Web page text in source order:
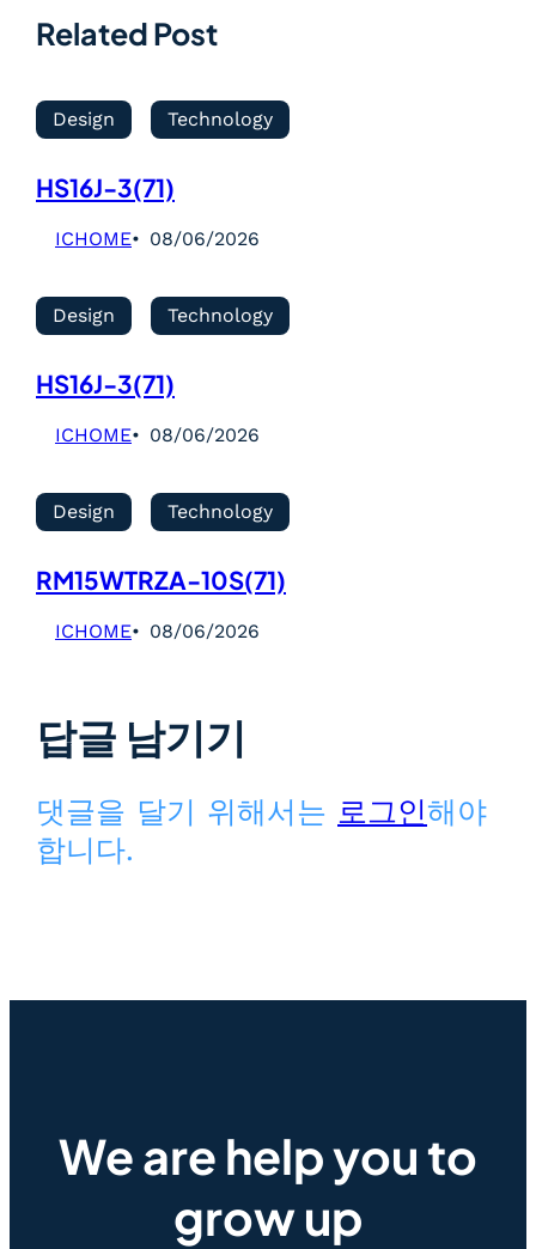
Related Post
Design Technology
HS16J-3(71)
ICHOME 08/06/2026
Design Technology
HS16J-3(71)
ICHOME 08/06/2026
Design Technology
RM15WTRZA-10S(71)
ICHOME 08/06/2026
답글 남기기
댓글을 달기 위해서는 로그인해야
합니다.
We are help you to
grow up